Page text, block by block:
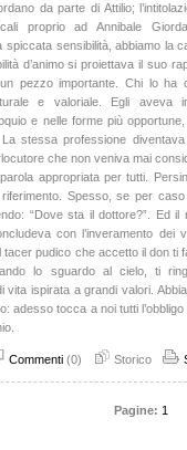
da parte di Attilio;
proprio ad Annibale
spiccata sensibilità, abbiamo la
d’animo si proiettava il suo
pezzo importante. Chi lo ha
e valoriale. Egli aveva
e nelle forme più
La stessa professione
che non veniva mai
appropriata per tutti.
Spesso, se per
“Dove sta il dottore?”. Ed il
con l’inveramento dei
tacer pudico che accetto il don ti
lo sguardo al cielo, ti
vita ispirata a grandi valori.
adesso tocca a noi tutti
Commenti (0) Storico
Pagine: 1